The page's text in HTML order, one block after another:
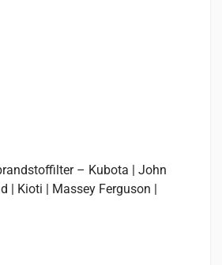
– Kubota | John
| Kioti | Massey Ferguson |